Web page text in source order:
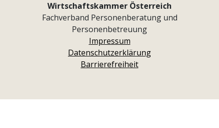
Wirtschaftskammer Österreich
Fachverband Personenberatung und
Personenbetreuung
Impressum
Datenschutzerklärung
Barrierefreiheit